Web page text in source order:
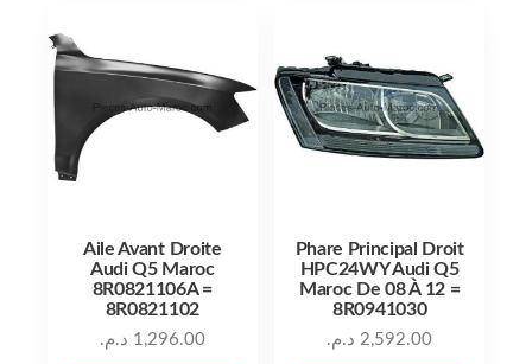
Aile Avant Droite
Audi Q5 Maroc
8R0821106A =
8R0821102
1,296.00 د.م.
Phare Principal Droit
HPC24WY Audi Q5
Maroc De 08 À 12 =
8R0941030
2,592.00 د.م.